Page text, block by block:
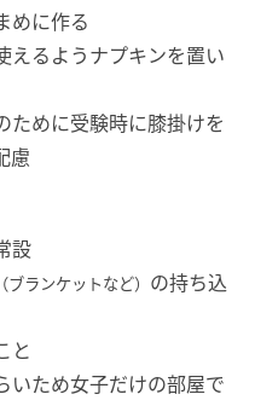
めに作る
えるようナプキンを置い
ために受験時に膝掛けを
慮
設
（ブランケットなど） の持ち込
と
いため女子だけの部屋で